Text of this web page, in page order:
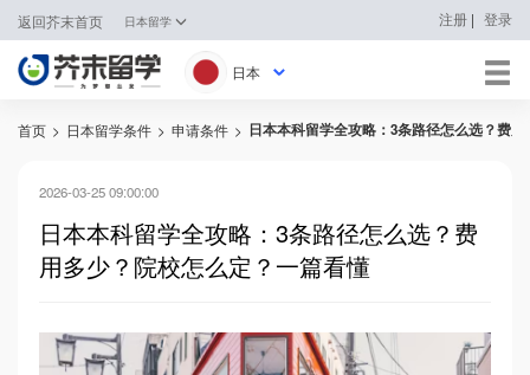
返回芥末首页 日本留学 注册 | 登录
日本
日本
英国
马来西亚
首页 > 日本留学条件 > 申请条件 > 日本本科留学全攻略：3条路径怎么选？费
2026-03-25 09:00:00
日本本科留学全攻略：3条路径怎么选？费
用多少？院校怎么定？一篇看懂